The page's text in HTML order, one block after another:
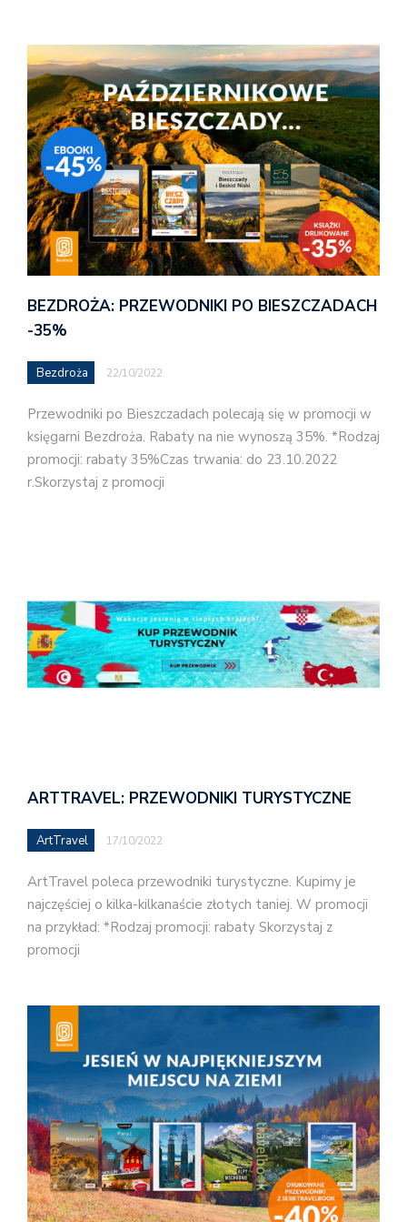
BEZDROŻA: PRZEWODNIKI PO BIESZCZADACH
-35%
Bezdroża 22/10/2022
Przewodniki po Bieszczadach polecają się w promocji w
księgarni Bezdroża. Rabaty na nie wynoszą 35%. *Rodzaj
promocji: rabaty 35%Czas trwania: do 23.10.2022
r.Skorzystaj z promocji
ARTTRAVEL: PRZEWODNIKI TURYSTYCZNE
ArtTravel 17/10/2022
ArtTravel poleca przewodniki turystyczne. Kupimy je
najczęściej o kilka-kilkanaście złotych taniej. W promocji
na przykład: *Rodzaj promocji: rabaty Skorzystaj z
promocji